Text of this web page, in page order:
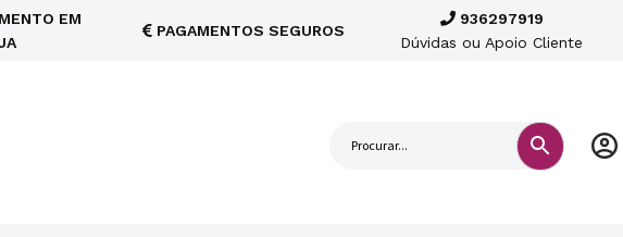
EM
PAGAMENTOS SEGUROS
936297919
Dúvidas ou Apoio Cliente